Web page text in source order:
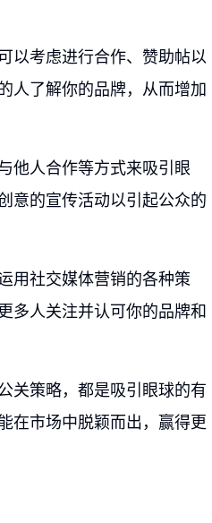
以考虑进行合作、赞助帖以
人了解你的品牌，从而增加
他人合作等方式来吸引眼
意的宣传活动以引起公众的
用社交媒体营销的各种策
多人关注并认可你的品牌和
关策略，都是吸引眼球的有
在市场中脱颖而出，赢得更